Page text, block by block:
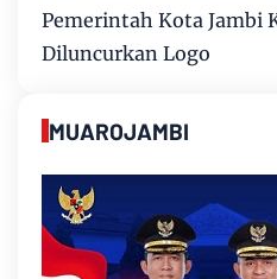
Pemerintah Kota Jambi
Diluncurkan Logo
MUAROJAMBI